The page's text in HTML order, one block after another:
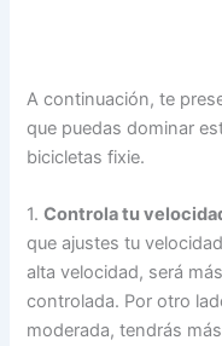
A continuación, te
que puedas dominar
bicicletas fixie.
1.Controla tu
que ajustes tu
alta velocidad, será
controlada. Por otro
moderada, tendrás